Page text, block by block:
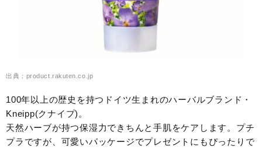
出典：product.rakuten.co.jp
100年以上の歴史を持つドイツ生まれのハーバルブランド・
Kneipp(クナイプ)。
天然ハーブが持つ保湿力できちんと手肌をケアします。プチ
プラですが、可愛いパッケージでプレゼントにもぴったりで